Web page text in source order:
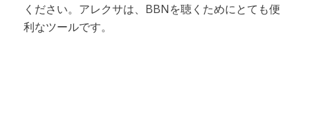
ください。アレクサは、BBNを聴くためにとても便
利なツールです。